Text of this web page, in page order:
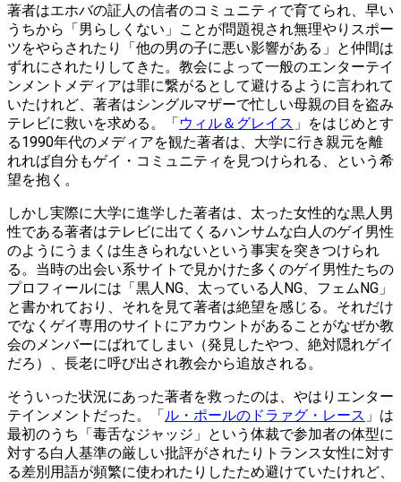
著者はエホバの証人の信者のコミュニティで育てられ、早い
うちから「男らしくない」ことが問題視され無理やりスポー
ツをやらされたり「他の男の子に悪い影響がある」と仲間は
ずれにされたりしてきた。教会によって一般のエンターテイ
ンメントメディアは罪に繋がるとして避けるように言われて
いたけれど、著者はシングルマザーで忙しい母親の目を盗み
テレビに救いを求める。「ウィル＆グレイス 」をはじめとす
る1990年代のメディアを観た著者は、大学に行き親元を離
れれば自分もゲイ・コミュニティを見つけられる、という希
望を抱く。
しかし実際に大学に進学した著者は、太った女性的な黒人男
性である著者はテレビに出てくるハンサムな白人のゲイ男性
のようにうまくは生きられないという事実を突きつけられ
る。当時の出会い系サイトで見かけた多くのゲイ男性たちの
プロフィールには「黒人NG、太っている人NG、フェムNG」
と書かれており、それを見て著者は絶望を感じる。それだけ
でなくゲイ専用のサイトにアカウントがあることがなぜか教
会のメンバーにばれてしまい（発見したやつ、絶対隠れゲイ
だろ）、長老に呼び出され教会から追放される。
そういった状況にあった著者を救ったのは、やはりエンター
テインメントだった。「ル・ポールのドラァグ・レース 」は
最初のうち「毒舌なジャッジ」という体裁で参加者の体型に
対する白人基準の厳しい批評がされたりトランス女性に対す
る差別用語が頻繁に使われたりしたため避けていたけれど、